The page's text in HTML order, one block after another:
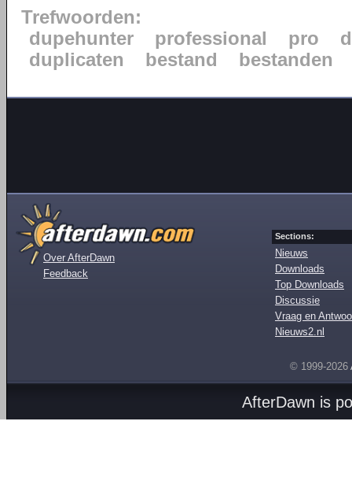
Trefwoorden:
dupehunter
professional pro
duplicaten
bestand bestanden
Over AfterDawn
Feedback
Sections:
Nieuws
Downloads
Top Downloads
Discussie
Vraag en
Nieuws2.nl
© 1999-2026
AfterDawn is